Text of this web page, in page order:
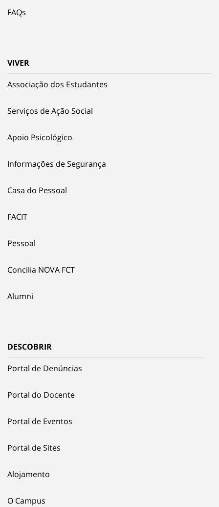
FAQs
VIVER
Associação dos Estudantes
Serviços de Ação Social
Apoio Psicológico
Informações de Segurança
Casa do Pessoal
FACIT
Pessoal
Concilia NOVA FCT
Alumni
DESCOBRIR
Portal de Denúncias
Portal do Docente
Portal de Eventos
Portal de Sites
Alojamento
O Campus